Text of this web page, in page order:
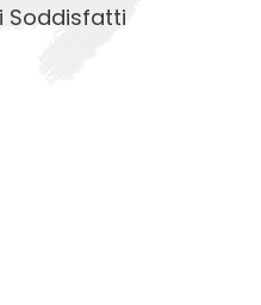
Soddisfatti